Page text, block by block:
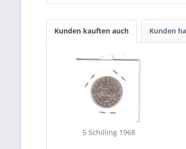
Kunden kauften auch Kunden
5 Schilling 1968